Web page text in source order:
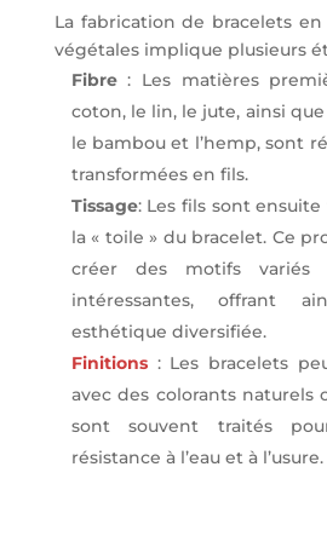
La fabrication de bracelets
végétales implique plusieurs
Fibre: Les matières
coton, le lin, le jute, ainsi
le bambou et l’hemp, sont
transformées en fils.
Tissage: Les fils sont
la « toile » du bracelet. Ce
créer des motifs variés
intéressantes, offrant
esthétique diversifiée.
Finitions: Les bracelets
avec des colorants naturels
sont souvent traités
résistance à l’eau et à l’usure.